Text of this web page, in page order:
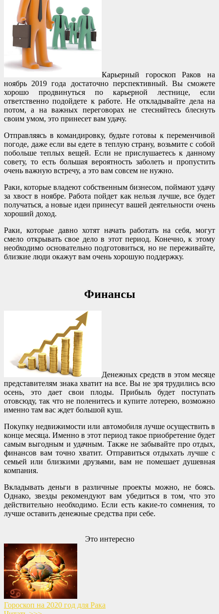
Карьерный гороскоп Раков на
ноябрь 2019 года достаточно перспективный. Вы сможете
хорошо продвинуться по карьерной лестнице, если
ответственно подойдете к работе. Не откладывайте дела на
потом, а на важных переговорах не стесняйтесь блеснуть
своим умом, это принесет вам удачу.
Отправляясь в командировку, будьте готовы к переменчивой
погоде, даже если вы едете в теплую страну, возьмите с собой
побольше теплых вещей. Если не прислушаетесь к данному
совету, то есть большая вероятность заболеть и пропустить
очень важную встречу, а это вам совсем не нужно.
Раки, которые владеют собственным бизнесом, поймают удачу
за хвост в ноябре. Работа пойдет как нельзя лучше, все будет
получаться, а новые идеи принесут вашей деятельности очень
хороший доход.
Раки, которые давно хотят начать работать на себя, могут
смело открывать свое дело в этот период. Конечно, к этому
необходимо основательно подготовиться, но не переживайте,
близкие люди окажут вам очень хорошую поддержку.
Финансы
Денежных средств в этом месяце
представителям знака хватит на все. Вы не зря трудились всю
осень, это дает свои плоды. Прибыль будет поступать
отовсюду, так что не поленитесь и купите лотерею, возможно
именно там вас ждет большой куш.
Покупку недвижимости или автомобиля лучше осуществить в
конце месяца. Именно в этот период такое приобретение будет
самым выгодным и удачным. Также не забывайте про отдых,
финансов вам точно хватит. Отправиться отдыхать лучше с
семьей или близкими друзьями, вам не помешает душевная
компания.
Вкладывать деньги в различные проекты можно, не боясь.
Однако, звезды рекомендуют вам убедиться в том, что это
действительно необходимо. Если есть какие-то сомнения, то
лучше оставить денежные средства при себе.
Это интересно
Гороскоп на 2020 год для Рака